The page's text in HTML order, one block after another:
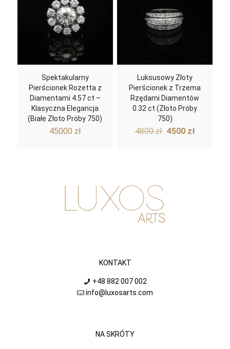
Spektakularny
Pierścionek Rozetta z
Diamentami 4.57 ct –
Klasyczna Elegancja
(Białe Złoto Próby 750)
45000 zł
Luksusowy Złoty
Pierścionek z Trzema
Rzędami Diamentów
0.32 ct (Złoto Próby
750)
4800zł Pierwotna
4500 zł
KONTAKT
+48 882 007 002
info@luxosarts.com
NA SKRÓTY